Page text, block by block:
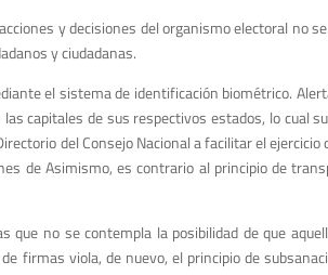
y decisiones del organismo electoral no
y ciudadanas.
el sistema de identificación biométrico.
capitales de sus respectivos estados, lo cual
del Consejo Nacional a facilitar el
de Asimismo, es contrario al principio de
no se contempla la posibilidad de que
viola, de nuevo, el principio de